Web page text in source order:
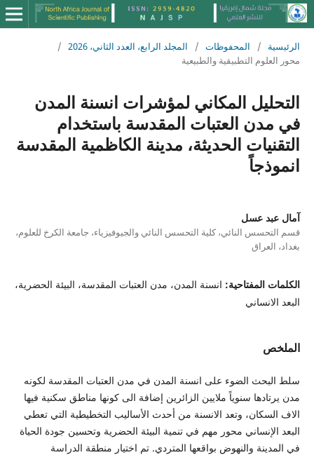
الرئيسية / المحفوظات / المجلد الرابع، العدد الثاني، 2026
/
محور العلوم التطبيقية والطبيعية
التحليل المكاني لمؤشرات انسنة المدن
في مدن العتبات المقدسة باستخدام
التقنيات الحديثة، مدينة الكاظمية المقدسة
انموذجاً
آمال عبد عسل
قسم التحسس النائي، كلية التحسس النائي والجيوفيزياء، جامعة الكرخ للعلوم،
بغداد، العراق
الكلمات المفتاحية: انسنة المدن، مدن العتبات المقدسة، البيئة الحضرية،
البعد الانساني
الملخص
سلط البحث الضوء على انسنة المدن في مدن العتبات المقدسة لكونه
مدن يرتادها سنوياً ملايين الزائرين إضافة الى كونها مناطق سكنية فيها
الاف السكان، وتعد الانسنة من أحدث الأساليب التخطيطية التي تعطي
البعد الإنساني محور مهم في تنمية البيئة الحضرية وتحسين جودة الحياة
في المدينة والنهوض بواقعها المتردي. تم اختيار منطقة الدراسة